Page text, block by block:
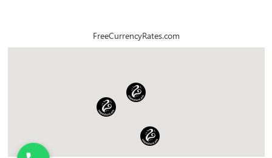
FreeCurrencyRates.com